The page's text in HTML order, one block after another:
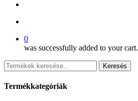
0
was successfully added to your cart.
Keresés
a
következőre:
Keresés
Termékkategóriák